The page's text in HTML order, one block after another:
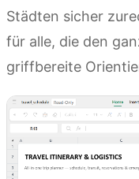
Städten sicher
für alle, die den
griffbereite